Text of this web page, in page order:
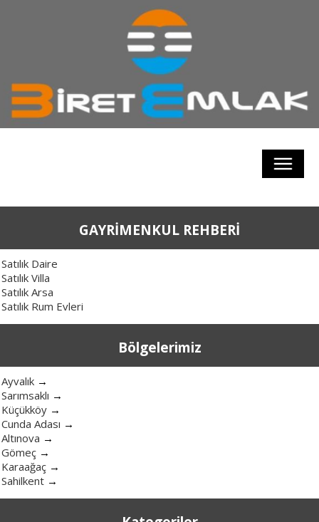
GAYRİMENKUL REHBERİ
Satılık Daire
Satılık Villa
Satılık Arsa
Satılık Rum Evleri
Bölgelerimiz
Ayvalık →
Sarımsaklı →
Küçükköy →
Cunda Adası →
Altınova →
Gömeç →
Karaağaç →
Sahilkent →